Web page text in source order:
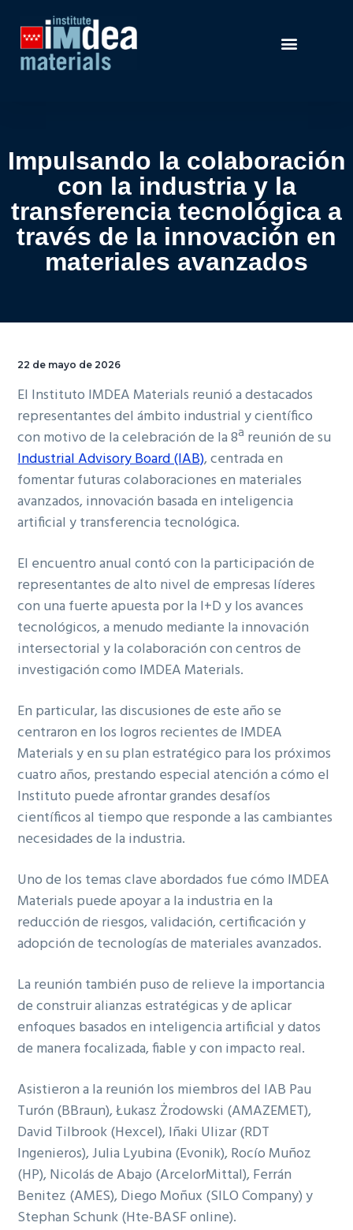
Impulsando la colaboración
con la industria y la
transferencia tecnológica a
través de la innovación en
materiales avanzados
22 de mayo de 2026
El Instituto IMDEA Materials reunió a destacados
representantes del ámbito industrial y científico
con motivo de la celebración de la 8ª reunión de su
Industrial Advisory Board (IAB), centrada en
fomentar futuras colaboraciones en materiales
avanzados, innovación basada en inteligencia
artificial y transferencia tecnológica.
El encuentro anual contó con la participación de
representantes de alto nivel de empresas líderes
con una fuerte apuesta por la I+D y los avances
tecnológicos, a menudo mediante la innovación
intersectorial y la colaboración con centros de
investigación como IMDEA Materials.
En particular, las discusiones de este año se
centraron en los logros recientes de IMDEA
Materials y en su plan estratégico para los próximos
cuatro años, prestando especial atención a cómo el
Instituto puede afrontar grandes desafíos
científicos al tiempo que responde a las cambiantes
necesidades de la industria.
Uno de los temas clave abordados fue cómo IMDEA
Materials puede apoyar a la industria en la
reducción de riesgos, validación, certificación y
adopción de tecnologías de materiales avanzados.
La reunión también puso de relieve la importancia
de construir alianzas estratégicas y de aplicar
enfoques basados en inteligencia artificial y datos
de manera focalizada, fiable y con impacto real.
Asistieron a la reunión los miembros del IAB Pau
Turón (BBraun), Łukasz Żrodowski (AMAZEMET),
David Tilbrook (Hexcel), Iñaki Ulizar (RDT
Ingenieros), Julia Lyubina (Evonik), Rocío Muñoz
(HP), Nicolás de Abajo (ArcelorMittal), Ferrán
Benitez (AMES), Diego Moñux (SILO Company) y
Stephan Schunk (Hte-BASF online).